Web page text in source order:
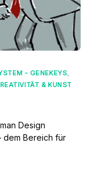
- GENEKEYS
& KUNST
Design
dem Bereich für